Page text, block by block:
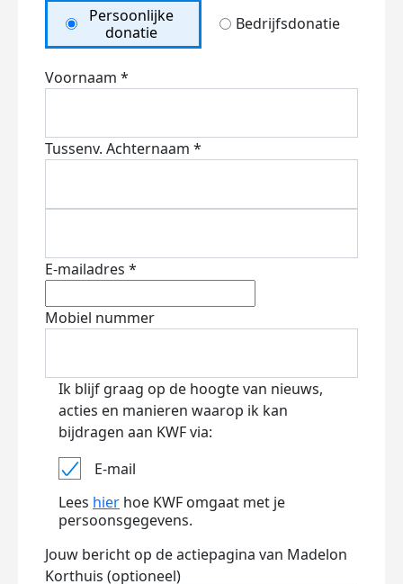
Persoonlijke
donatie
Bedrijfsdonatie
Voornaam *
Tussenv. Achternaam *
E-mailadres *
Mobiel nummer
Ik blijf graag op de hoogte van nieuws,
acties en manieren waarop ik kan
bijdragen aan KWF via:
E-mail
Lees hier hoe KWF omgaat met je
persoonsgegevens.
Jouw bericht op de actiepagina van Madelon
Korthuis (optioneel)